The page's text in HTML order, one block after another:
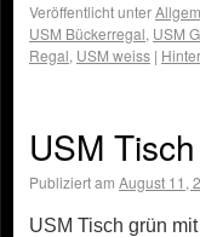
Veröffentlicht unter
USM Bückerregal, USM
Regal, USM weiss |
USM
Publiziert am August 11,
USM Tisch grün